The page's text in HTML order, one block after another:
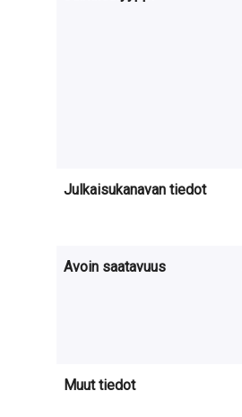
m
m
Julkaisukanavan tiedot
Avoin saatavuus
Muut tiedot